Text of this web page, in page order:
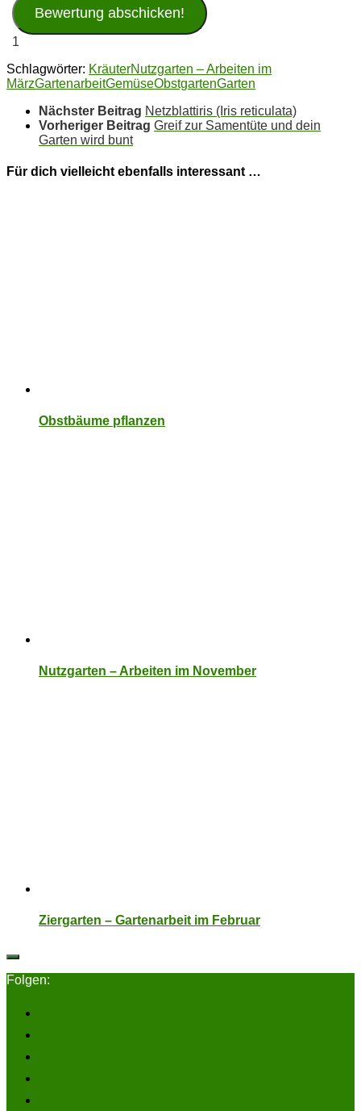
1
Schlagwörter: KräuterNutzgarten – Arbeiten im
MärzGartenarbeitGemüseObstgartenGarten
Nächster Beitrag Netzblattiris (Iris reticulata)
Vorheriger Beitrag Greif zur Samentüte und dein
Garten wird bunt
Für dich vielleicht ebenfalls interessant …
Obstbäume pflanzen
Nutzgarten – Arbeiten im November
Ziergarten – Gartenarbeit im Februar
Folgen: